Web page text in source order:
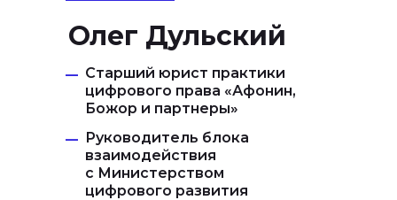
Старший юрист практики
цифрового права «Афонин,
Божор и партнеры»
—
Олег Дульский
Руководитель блока
взаимодействия
с Министерством
цифрового развития
—